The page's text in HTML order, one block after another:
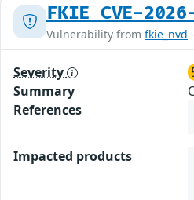
FKIE_CVE-
Vulnerability from fkie_nvd
Severity
Summary
References
Impacted products